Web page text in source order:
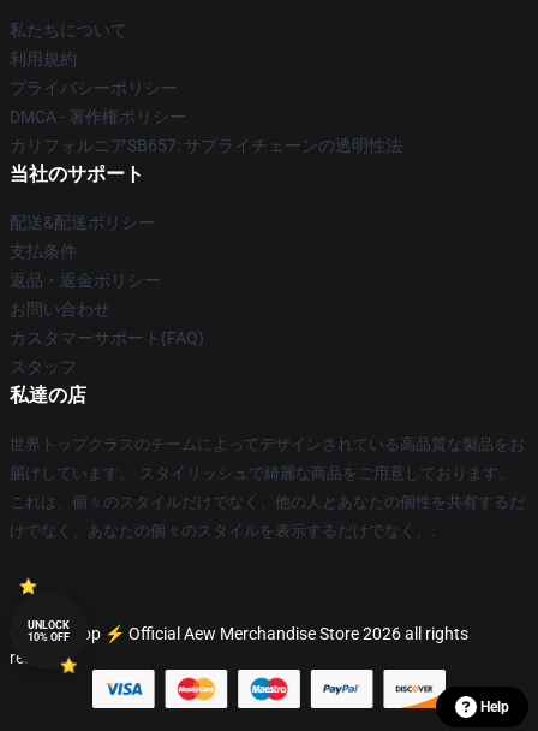
私たちについて
利用規約
プライバシーポリシー
DMCA - 著作権ポリシー
カリフォルニアSB657: サプライチェーンの透明性法
当社のサポート
配送&配送ポリシー
支払条件
返品・返金ポリシー
お問い合わせ
カスタマーサポート(FAQ)
スタッフ
私達の店
世界トップクラスのチームによってデザインされている高品質な製品をお
届けしています。 スタイリッシュで綺麗な商品をご用意しております。
これは、個々のスタイルだけでなく、他の人とあなたの個性を共有するだ
けでなく、あなたの個々のスタイルを表示するだけでなく、.
© Aew Shop ⚡️ Official Aew Merchandise Store 2026 all rights
reserved
Help
UNLOCK
10% OFF